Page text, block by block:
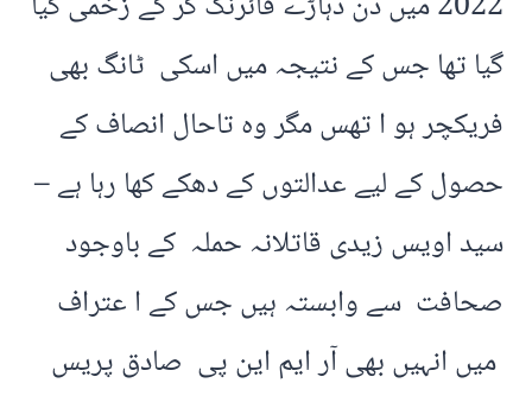
گیا تھا جس کے نتیجہ میں اسکی ٹانگ بھی
فریکچر ہو ا تھس مگر وہ تاحال انصاف کے
حصول کے لیے عدالتوں کے دھکے کھا رہا ہے –
سید اویس زیدی قاتلانہ حملہ کے باوجود
صحافت سے وابستہ ہیں جس کے ا عتراف
میں انہیں بھی آر ایم این پی صادق پریس